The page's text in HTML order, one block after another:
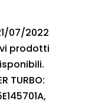
07/2022
prodotti
TURBO: